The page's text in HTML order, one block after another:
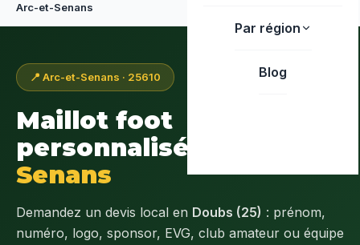
Par région
Blog
Arc-et-Senans
📍 Arc-et-Senans · 25610
Maillot foot
personnalisé à
Senans
Demandez un devis local en Doubs (25) : prénom,
numéro, logo, sponsor, EVG, club amateur ou équipe